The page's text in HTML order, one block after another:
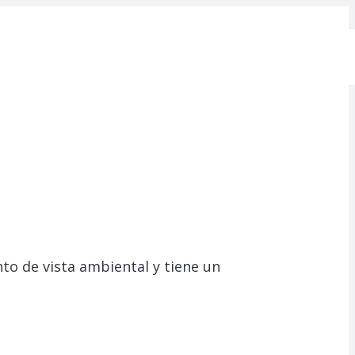
de vista ambiental y tiene un